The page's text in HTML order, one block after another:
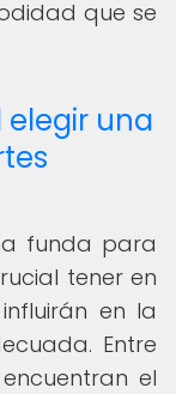
que se
elegir una
funda para
tener en
en la
Entre
el